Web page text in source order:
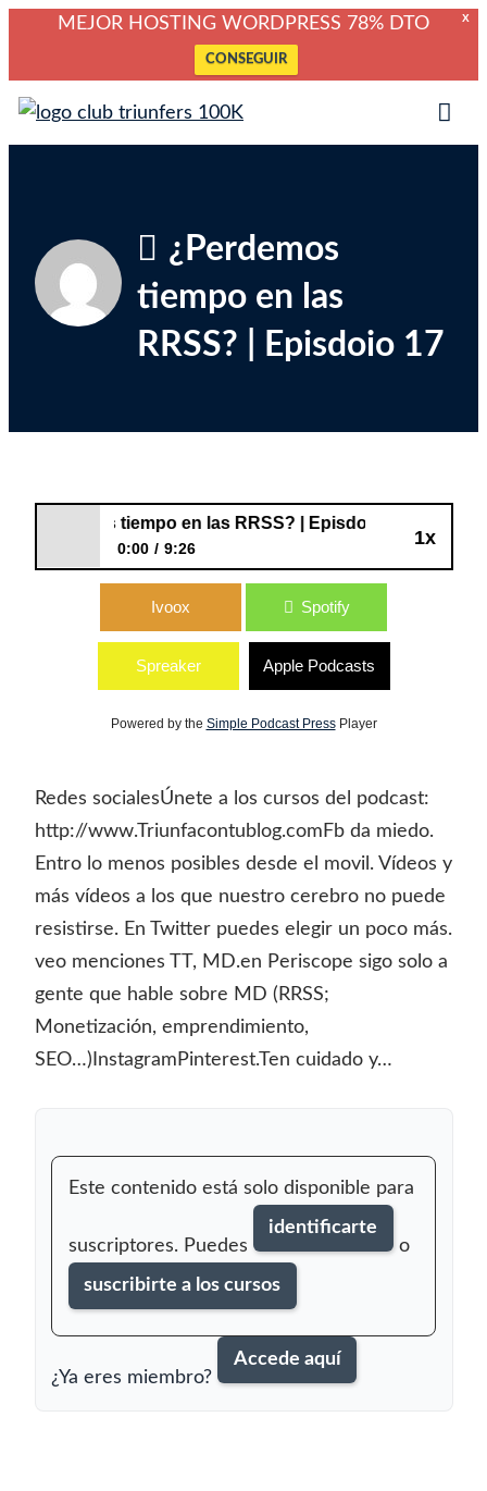
X
MEJOR HOSTING WORDPRESS 78% DTO
CONSEGUIR
Saltar
Club Triunfers
Club de Emprendedores Online
¿Perdemos
tiempo en las
RRSS? | Episdoio 17
1x
¿Perdemos tiempo en las RRSS? | Episdoio 17
0:00 9:26
¿Perdemos tiempo en las RRSS? |
Ivoox Spotify
Spreaker Apple Podcasts
Powered by the Simple Podcast PressPlayer
Redes socialesÚnete a los cursos del podcast:
http://www.Triunfacontublog.comFb da miedo.
Entro lo menos posibles desde el movil. Vídeos y
más vídeos a los que nuestro cerebro no puede
resistirse. En Twitter puedes elegir un poco más.
veo menciones TT, MD.en Periscope sigo solo a
gente que hable sobre MD (RRSS;
Monetización, emprendimiento,
SEO…)InstagramPinterest.Ten cuidado y…
Este contenido está solo disponible para
suscriptores. Puedes
identificarte
o
suscribirte a los cursos
¿Ya eres miembro?
Accede aquí